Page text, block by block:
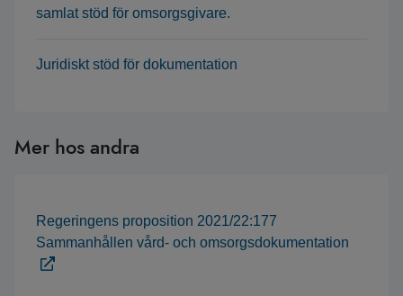
samlat stöd för omsorgsgivare.
Juridiskt stöd för dokumentation
Mer hos andra
Regeringens proposition 2021/22:177
Sammanhållen vård- och omsorgsdokumentation